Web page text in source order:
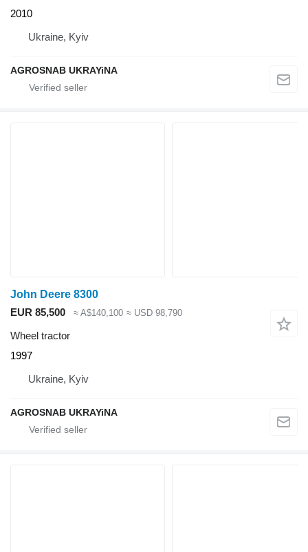
2010
Ukraine, Kyiv
AGROSNAB UKRAYiNA
John Deere 8300
EUR 85,500
≈ A$140,100 ≈ USD 98,790
Wheel tractor
1997
Ukraine, Kyiv
AGROSNAB UKRAYiNA